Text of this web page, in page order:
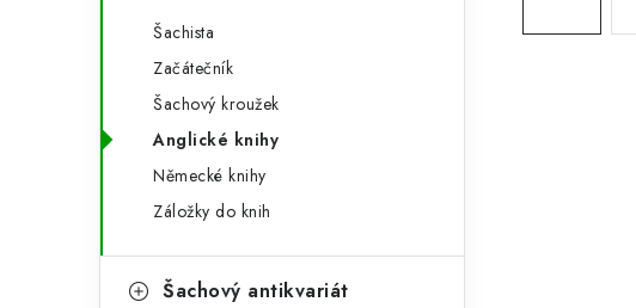
e
Šachista
Začátečník
Šachový kroužek
Anglické knihy
Německé knihy
Záložky do knih
Šachový antikvariát